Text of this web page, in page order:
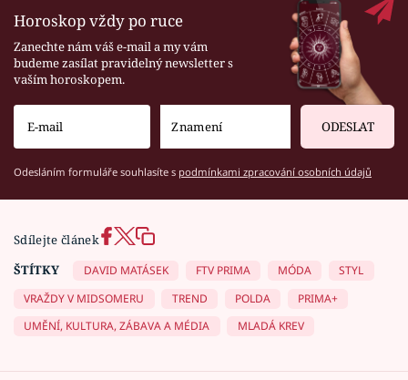
Horoskop vždy po ruce
Zanechte nám váš e-mail a my vám
budeme zasílat pravidelný newsletter s
vaším horoskopem.
ODESLAT
Odesláním formuláře souhlasíte s podmínkami zpracování osobních údajů
Sdílejte článek
ŠTÍTKY
DAVID MATÁSEK FTV PRIMA MÓDA
STYL
VRAŽDY V MIDSOMERU
TREND POLDA
PRIMA+
UMĚNÍ, KULTURA, ZÁBAVA A MÉDIA
MLADÁ KREV